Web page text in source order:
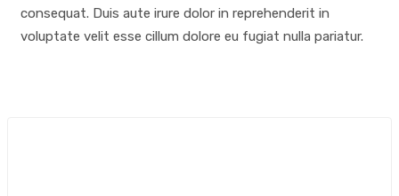
consequat. Duis aute irure dolor in reprehenderit in
voluptate velit esse cillum dolore eu fugiat nulla pariatur.